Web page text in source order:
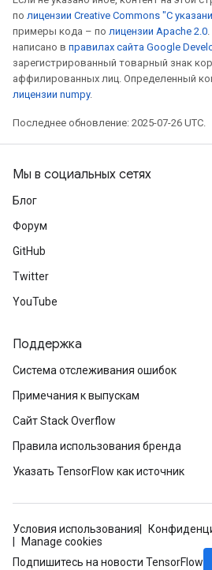
по лицензии Creative Commons "С
примеры кода – по лицензии Apache 2.0
написано в правилах сайта Google
зарегистрированный товарный знак
аффилированных лиц. Определенный
лицензии numpy.
Последнее обновление: 2025-07-26 UTC.
Мы в социальных сетях
Блог
Форум
GitHub
Twitter
YouTube
Поддержка
Система отслеживания ошибок
Примечания к выпускам
Сайт Stack Overflow
Правила использования бренда
Указать TensorFlow как источник
Условия использования
Manage cookies
Подпишитесь на новости TensorFlow